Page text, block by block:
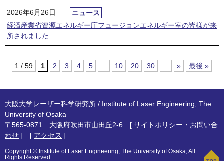
2026年6月26日
ニュース
経済産業省資源エネルギー庁フュージョンエネルギー室の皆様が来
所されました
1 / 59 1 2 3 4 5 ... 10 20 30 ... » 最後 »
大阪大学レーザー科学研究所 / Institute of Laser Engineering, The
University of Osaka
〒565-0871 大阪府吹田市山田丘2-6 [ サイトポリシー・お問い合
わせ ] [ アクセス ]
Copyright © Institute of Laser Engineering, The University of Osaka, All
Rights Reserved.